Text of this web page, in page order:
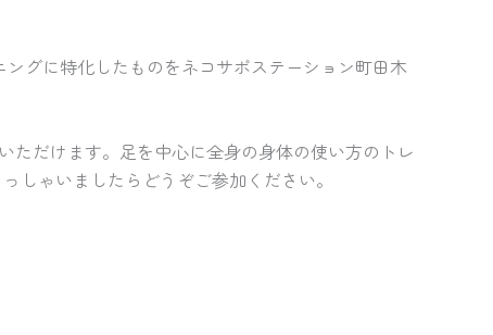
グに特化したものをネコサポステーション町田木
ただけます。足を中心に全身の身体の使い方のトレ
しゃいましたらどうぞご参加ください。